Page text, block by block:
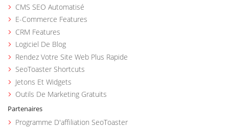
CMS SEO Automatisé
E-Commerce Features
CRM Features
Logiciel De Blog
Rendez Votre Site Web Plus Rapide
SeoToaster Shortcuts
Jetons Et Widgets
Outils De Marketing Gratuits
Partenaires
Programme D'affiliation SeoToaster